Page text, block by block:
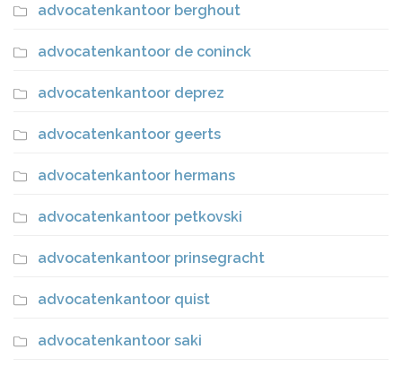
advocatenkantoor berghout
advocatenkantoor de coninck
advocatenkantoor deprez
advocatenkantoor geerts
advocatenkantoor hermans
advocatenkantoor petkovski
advocatenkantoor prinsegracht
advocatenkantoor quist
advocatenkantoor saki